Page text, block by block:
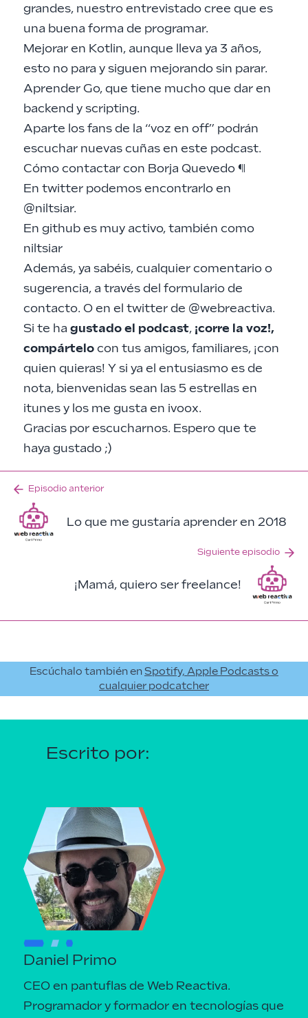
grandes, nuestro entrevistado cree que es
una buena forma de programar.
Mejorar en Kotlin, aunque lleva ya 3 años,
esto no para y siguen mejorando sin parar.
Aprender Go, que tiene mucho que dar en
backend y scripting.
Aparte los fans de la “voz en off” podrán
escuchar nuevas cuñas en este podcast.
Cómo contactar con Borja Quevedo ¶
En twitter podemos encontrarlo en
@niltsiar.
En githubes muy activo, también como
niltsiar
Además, ya sabéis, cualquier comentario o
sugerencia, a través del formulario de
contacto. O en el twitter de @webreactiva.
Si te ha gustado el podcast, ¡corre la voz!,
compártelocon tus amigos, familiares, ¡con
quien quieras! Y si ya el entusiasmo es de
nota, bienvenidas sean las 5 estrellas en
itunesy los me gusta en ivoox.
Gracias por escucharnos. Espero que te
haya gustado ;)
Episodio anterior
Lo que me gustaría aprender en 2018
Siguiente episodio
¡Mamá, quiero ser freelance!
Escúchalo también en Spotify, Apple Podcasts o
cualquier podcatcher
Escrito por:
Daniel Primo
CEO en pantuflas de Web Reactiva.
Programador y formador en tecnologías que